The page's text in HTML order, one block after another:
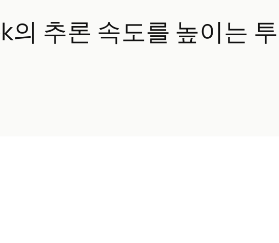
의 추론 속도를 높이는